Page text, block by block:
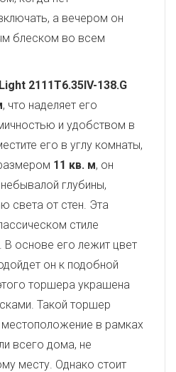
а вечером он
блеском во всем
2111T6.35IV-138.G
, что наделяет его
и удобством в
его в углу комнаты,
11 кв. м, он
глубины,
света от стен. Эта
стиле
. В основе его лежит цвет
он к подобной
торшера украшена
Такой торшер
в рамках
всего дома, не
месту. Однако стоит